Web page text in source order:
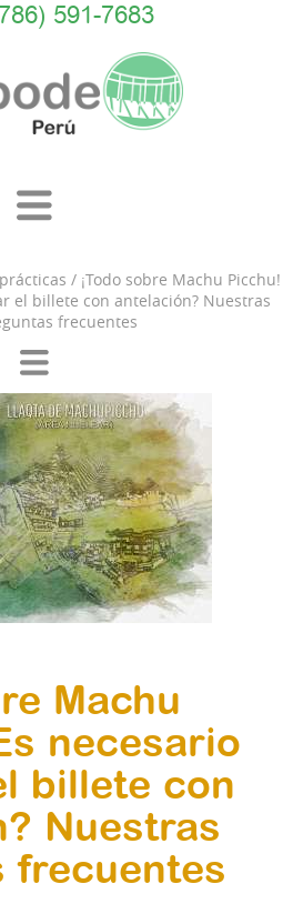
591-7683
/ ¡Todo sobre Machu Picchu!
el billete con antelación? Nuestras
frecuentes
Machu
necesario
billete con
Nuestras
frecuentes